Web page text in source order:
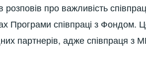
розповів про важливість
Програми співпраці з Фондом.
партнерів, адже співпраця з